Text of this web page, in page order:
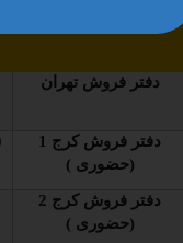
دفتر فروش تهران
دفتر فروش کرج 1
(حضوری )
دفتر فروش کرج 2
(حضوری )